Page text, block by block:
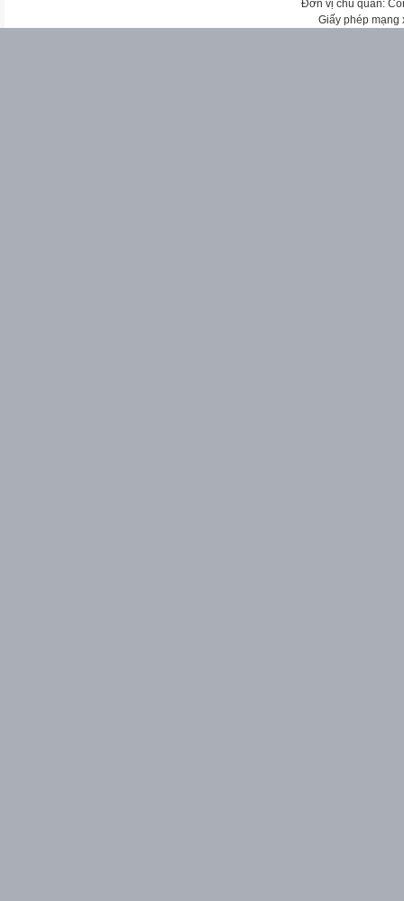
Đơn vị chủ quản:
Giấy phép mạng